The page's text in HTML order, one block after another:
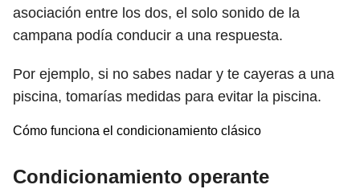
asociación entre los dos, el solo sonido de la
campana podía conducir a una respuesta.
Por ejemplo, si no sabes nadar y te cayeras a una
piscina, tomarías medidas para evitar la piscina.
Cómo funciona el condicionamiento clásico
Condicionamiento operante